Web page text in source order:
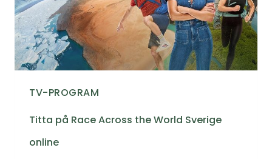
TV-PROGRAM
Titta på Race Across the World Sverige
online